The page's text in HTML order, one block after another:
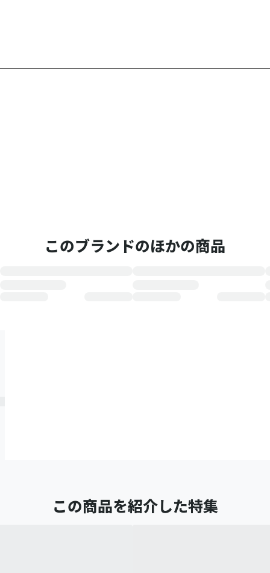
このブランドのほかの商品
この商品を紹介した特集